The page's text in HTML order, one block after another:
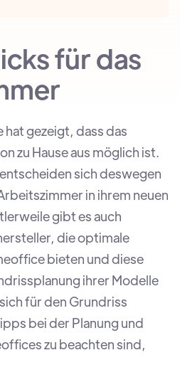
für das
gezeigt, dass das
zu Hause aus möglich ist.
sich deswegen
in ihrem neuen
gibt es auch
die optimale
bieten und diese
ihrer Modelle
für den Grundriss
bei der Planung und
zu beachten sind,